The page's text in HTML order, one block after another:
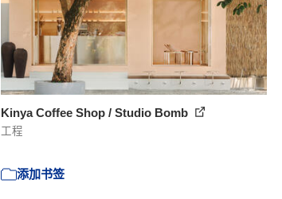
Kinya Coffee Shop / Studio Bomb
工程
添加书签